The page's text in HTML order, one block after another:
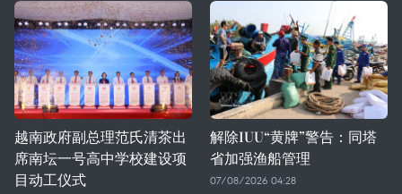
越南政府副总理范氏清茶出
席南坛一号高中学校建设项
目动工仪式
解除IUU“黄牌”警告：同塔
省加强渔船管理
07/08/2026 04:28